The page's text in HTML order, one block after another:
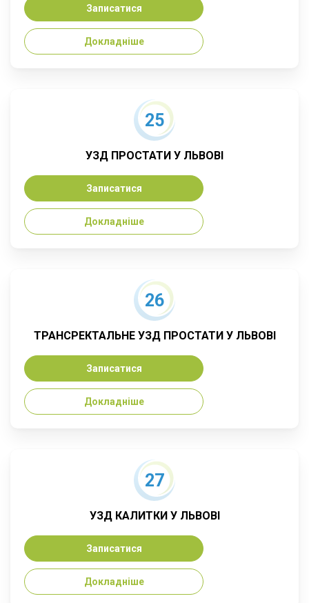
Записатися
Докладніше
25
УЗД ПРОСТАТИ У ЛЬВОВІ
Записатися
Докладніше
26
ТРАНСРЕКТАЛЬНЕ УЗД ПРОСТАТИ У ЛЬВОВІ
Записатися
Докладніше
27
УЗД КАЛИТКИ У ЛЬВОВІ
Записатися
Докладніше